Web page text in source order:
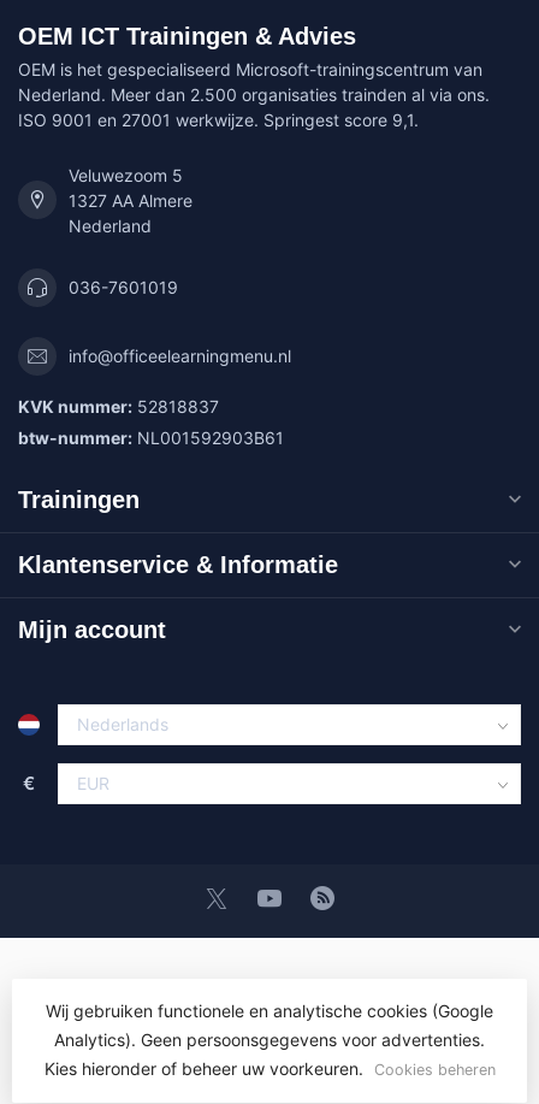
OEM ICT Trainingen & Advies
OEM is het gespecialiseerd Microsoft-trainingscentrum van
Nederland. Meer dan 2.500 organisaties trainden al via ons.
ISO 9001 en 27001 werkwijze. Springest score 9,1.
Veluwezoom 5
1327 AA Almere
Nederland
036-7601019
info@officeelearningmenu.nl
KVK nummer: 52818837
btw-nummer: NL001592903B61
Trainingen
Klantenservice & Informatie
Mijn account
€
© Copyright 2026 OEM ICT Trainingen & Advies- Powered by
Lightspeed-Lightspeed designbyDyvelopment
Wij gebruiken functionele en analytische cookies (Google
Analytics). Geen persoonsgegevens voor advertenties.
Kies hieronder of beheer uw voorkeuren.
Cookies beheren